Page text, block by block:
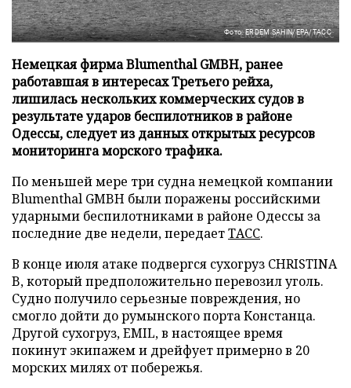
Фото: ERDEM SAHIN/EPA/ТАСС
Немецкая фирма Blumenthal GMBH, ранее
работавшая в интересах Третьего рейха,
лишилась нескольких коммерческих судов в
результате ударов беспилотников в районе
Одессы, следует из данных открытых ресурсов
мониторинга морского трафика.
По меньшей мере три судна немецкой компании
Blumenthal GMBH были поражены российскими
ударными беспилотниками в районе Одессы за
последние две недели, передаетТАСС.
В конце июля атаке подвергся сухогруз CHRISTINA
B, который предположительно перевозил уголь.
Судно получило серьезные повреждения, но
смогло дойти до румынского порта Констанца.
Другой сухогруз, EMIL, в настоящее время
покинут экипажем и дрейфует примерно в 20
морских милях от побережья.